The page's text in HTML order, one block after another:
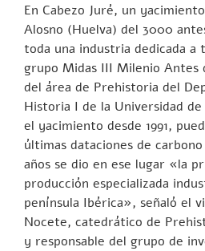
En Cabezo Juré, un
Alosno (Huelva) del 3000
toda una industria dedicada a
grupo Midas III Milenio Antes
del área de Prehistoria del
Historia I de la Universidad de
el yacimiento desde 1991,
últimas dataciones de
años se dio en ese lugar «la
producción especializada
península Ibérica», señaló el
Nocete, catedrático de
y responsable del grupo de